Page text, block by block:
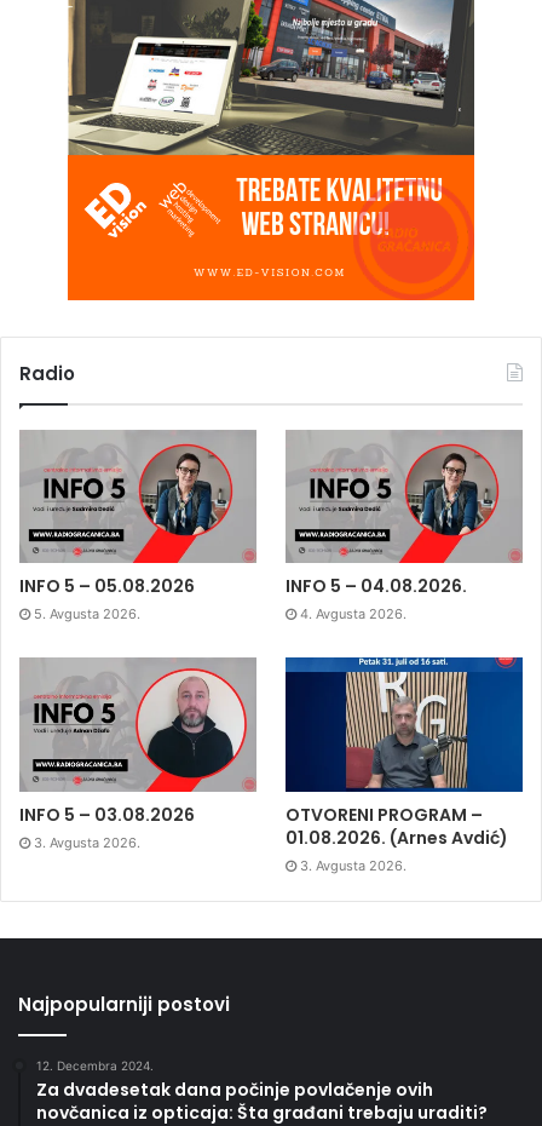
Radio
INFO 5 – 05.08.2026
5. Avgusta 2026.
INFO 5 – 04.08.2026.
4. Avgusta 2026.
INFO 5 – 03.08.2026
3. Avgusta 2026.
OTVORENI PROGRAM –
01.08.2026. (Arnes Avdić)
3. Avgusta 2026.
Najpopularniji postovi
12. Decembra 2024.
Za dvadesetak dana počinje povlačenje ovih
novčanica iz opticaja: Šta građani trebaju uraditi?